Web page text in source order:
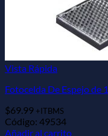
Vista Rápida
Fotocelda De Espejo de
$69.99 +ITBMS
Código: 49534
Añadir al carrito